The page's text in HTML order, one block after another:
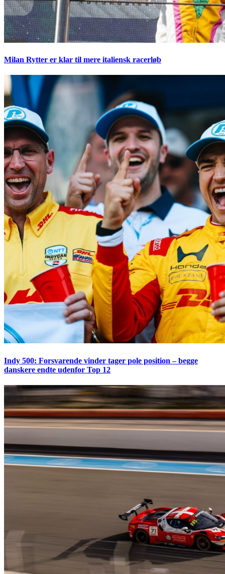
Milan Rytter er klar til mere italiensk racerløb
Indy 500: Forsvarende vinder tager pole position – begge
danskere endte udenfor Top 12